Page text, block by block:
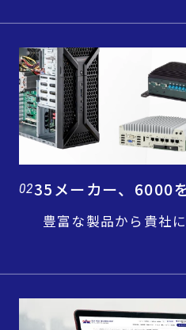
0235メーカー、6000
豊富な製品から貴社